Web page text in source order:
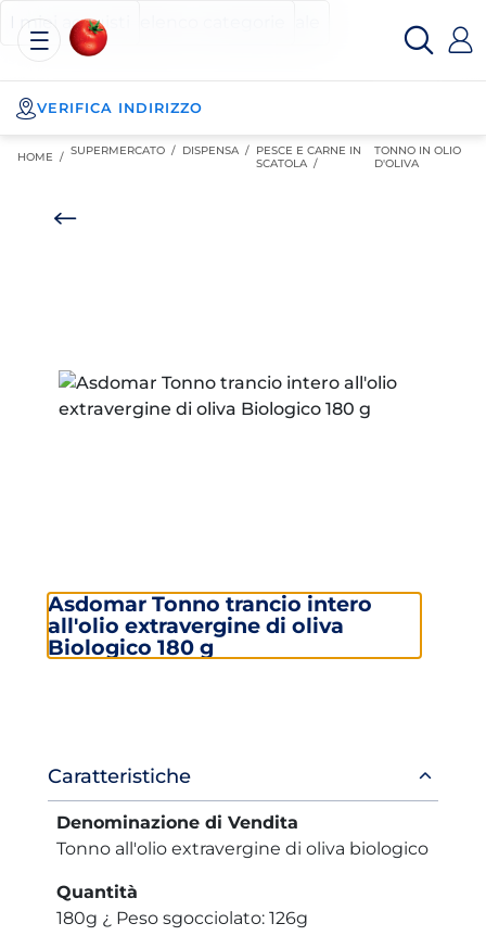
Posizionati sul contenuto principale
Posizionati sull'elenco categorie
I miei acquisti
Esselunga
Spesa
Online
VERIFICA INDIRIZZO
HOME / SUPERMERCATO / DISPENSA / PESCE E CARNE IN
SCATOLA /
TONNO IN OLIO
D'OLIVA
Asdomar Tonno trancio intero
all'olio extravergine di oliva
Biologico 180 g
Informazioni
prodotto
Caratteristiche
Denominazione di Vendita
Tonno all'olio extravergine di oliva biologico
Quantità
180g ¿ Peso sgocciolato: 126g